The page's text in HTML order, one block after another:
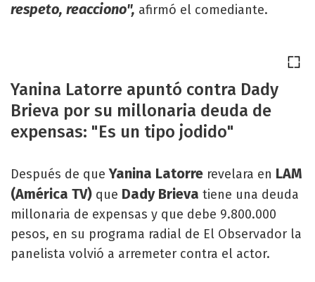
respeto, reacciono", afirmó el comediante.
Yanina Latorre apuntó contra Dady
Brieva por su millonaria deuda de
expensas: "Es un tipo jodido"
Después de queYanina Latorre revelara en LAM
(América TV) que Dady Brieva tiene una deuda
millonaria de expensas y que debe 9.800.000
pesos, en su programa radial de El Observador la
panelista volvió a arremeter contra el actor.